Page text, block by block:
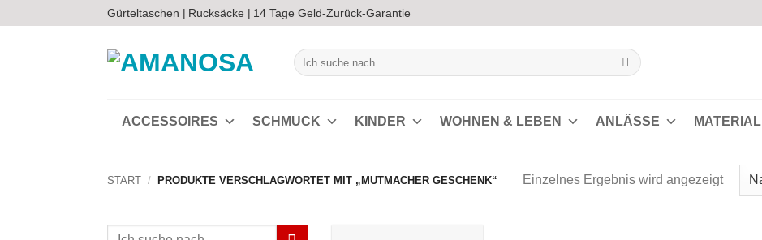
Inhalt
Gürteltaschen | Rucksäcke | 14 Tage Geld-Zurück-Garantie
Suchen
nach:
ACCESSOIRES SCHMUCK KINDER WOHNEN & LEBEN ANLÄSSE MATERIAL
START / PRODUKTE VERSCHLAGWORTET MIT „MUTMACHER GESCHENK“ Einzelnes Ergebnis wird angezeigt
Suchen